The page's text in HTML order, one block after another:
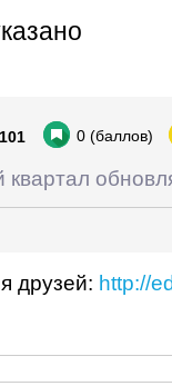
0 (баллов)
квартал
друзей: http://